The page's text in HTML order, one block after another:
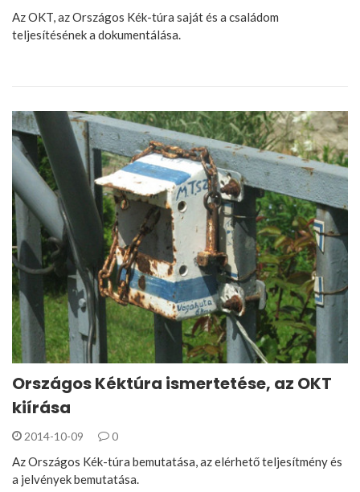
Az OKT, az Országos Kék-túra saját és a családom
teljesítésének a dokumentálása.
Országos Kéktúra ismertetése, az OKT
kiírása
2014-10-09 0
Az Országos Kék-túra bemutatása, az elérhető teljesítmény és
a jelvények bemutatása.